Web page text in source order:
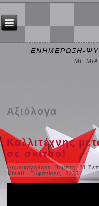
ΕΝΗΜΕΡΩΣΗ-
ΜΕ ΜΙΑ
Αξιόλογα
Καλλιτέχνης
σε σκίτσα!
Δημιουργήθηκε: Πέμπτη, 21
Email | Εμφανίσεις: 3235